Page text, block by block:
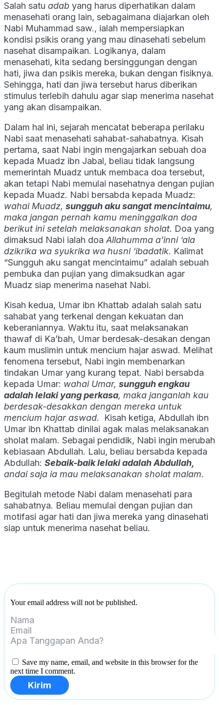
Salah satu adab yang harus diperhatikan dalam
menasehati orang lain, sebagaimana diajarkan oleh
Nabi Muhammad saw., ialah mempersiapkan
kondisi psikis orang yang mau dinasehati sebelum
nasehat disampaikan. Logikanya, dalam
menasehati, kita sedang bersinggungan dengan
hati, jiwa dan psikis mereka, bukan dengan fisiknya.
Sehingga, hati dan jiwa tersebut harus diberikan
stimulus terlebih dahulu agar siap menerima nasehat
yang akan disampaikan.
Dalam hal ini, sejarah mencatat beberapa perilaku
Nabi saat menasehati sahabat-sahabatnya. Kisah
pertama, saat Nabi ingin mengajarkan sebuah doa
kepada Muadz ibn Jabal, beliau tidak langsung
memerintah Muadz untuk membaca doa tersebut,
akan tetapi Nabi memulai nasehatnya dengan pujian
kepada Muadz. Nabi bersabda kepada Muadz:
wahai Muadz, sungguh aku sangat mencintaimu,
maka jangan pernah kamu meninggalkan doa
berikut ini setelah melaksanakan sholat. Doa yang
dimaksud Nabi ialah doa Allahumma a’inni ‘ala
dzikrika wa syukrika wa husni ‘ibadatik. Kalimat
“Sungguh aku sangat mencintaimu” adalah sebuah
pembuka dan pujian yang dimaksudkan agar
Muadz siap menerima nasehat Nabi.
Kisah kedua, Umar ibn Khattab adalah salah satu
sahabat yang terkenal dengan kekuatan dan
keberaniannya. Waktu itu, saat melaksanakan
thawaf di Ka’bah, Umar berdesak-desakan dengan
kaum muslimin untuk mencium hajar aswad. Melihat
fenomena tersebut, Nabi ingin membenarkan
tindakan Umar yang kurang tepat. Nabi bersabda
kepada Umar: wahai Umar, sungguh engkau
adalah lelaki yang perkasa, maka janganlah kau
berdesak-desakkan dengan mereka untuk
mencium hajar aswad.
Kisah ketiga, Abdullah ibn
Umar ibn Khattab dinilai agak malas melaksanakan
sholat malam. Sebagai pendidik, Nabi ingin merubah
kebiasaan Abdullah. Lalu, beliau bersabda kepada
Abdullah: Sebaik-baik lelaki adalah Abdullah,
andai saja ia mau melaksanakan sholat malam.
Begitulah metode Nabi dalam menasehati para
sahabatnya. Beliau memulai dengan pujian dan
motifasi agar hati dan jiwa mereka yang dinasehati
siap untuk menerima nasehat beliau.
Your email address will not be published.
Save my name, email, and website in this browser for the
next time I comment.
Kirim